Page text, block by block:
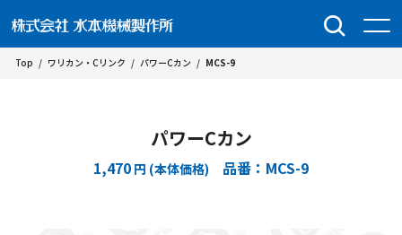
Top / ワリカン・Cリンク / パワーCカン / MCS-9
パワーCカン
1,470 円 (本体価格) 品番：MCS-9